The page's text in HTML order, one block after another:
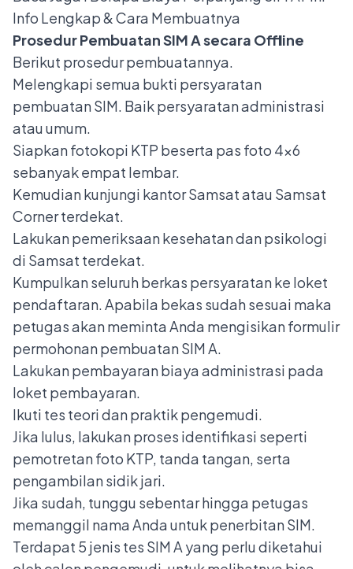
Info Lengkap & Cara Membuatnya
Prosedur Pembuatan SIM A secara Offline
Berikut prosedur pembuatannya.
Melengkapi semua bukti persyaratan
pembuatan SIM. Baik persyaratan administrasi
atau umum.
Siapkan fotokopi KTP beserta pas foto 4x6
sebanyak empat lembar.
Kemudian kunjungi kantor Samsat atau Samsat
Corner terdekat.
Lakukan pemeriksaan kesehatan dan psikologi
di Samsat terdekat.
Kumpulkan seluruh berkas persyaratan ke loket
pendaftaran. Apabila bekas sudah sesuai maka
petugas akan meminta Anda mengisikan formulir
permohonan pembuatan SIM A.
Lakukan pembayaran biaya administrasi pada
loket pembayaran.
Ikuti tes teori dan praktik pengemudi.
Jika lulus, lakukan proses identifikasi seperti
pemotretan foto KTP, tanda tangan, serta
pengambilan sidik jari.
Jika sudah, tunggu sebentar hingga petugas
memanggil nama Anda untuk penerbitan SIM.
Terdapat 5 jenis tes SIM A yang perlu diketahui